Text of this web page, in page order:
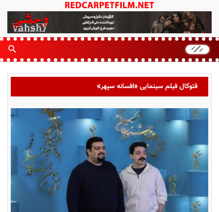
ر
ش
ر
م
ز
فتوکال فیلم سینمایی «افسانه سپهر»